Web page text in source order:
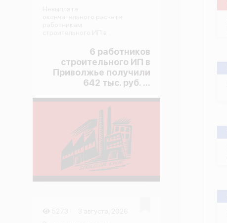
6 работников
строительного ИП в
Приволжье получили
642 тыс. руб. ...